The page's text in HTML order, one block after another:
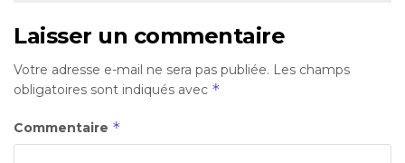
Laisser un commentaire
Votre adresse e-mail ne sera pas publiée. Les champs
obligatoires sont indiqués avec *
Commentaire *